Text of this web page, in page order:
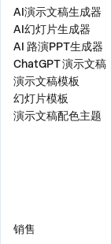
AI演示文稿生成器
AI幻灯片生成器
AI 路演PPT生成器
ChatGPT 演示文稿
演示文稿模板
幻灯片模板
演示文稿配色主题
销售